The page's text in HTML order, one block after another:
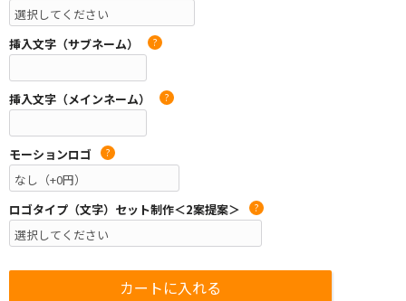
挿入文字（サブネーム） ?
挿入文字（メインネーム） ?
モーションロゴ ?
ロゴタイプ（文字）セット制作＜2案提案＞ ?